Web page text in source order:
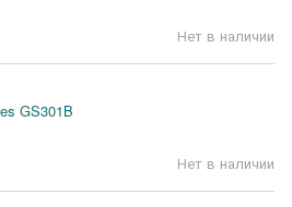
Нет в наличии
GS301B
Нет в наличии